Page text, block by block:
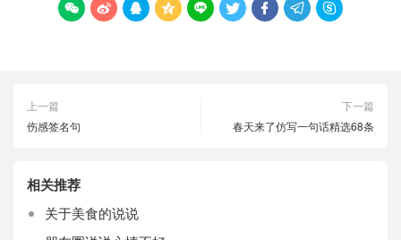
        
上一篇
伤感签名句
下一篇
春天来了仿写一句话精选68条
相关推荐
关于美食的说说